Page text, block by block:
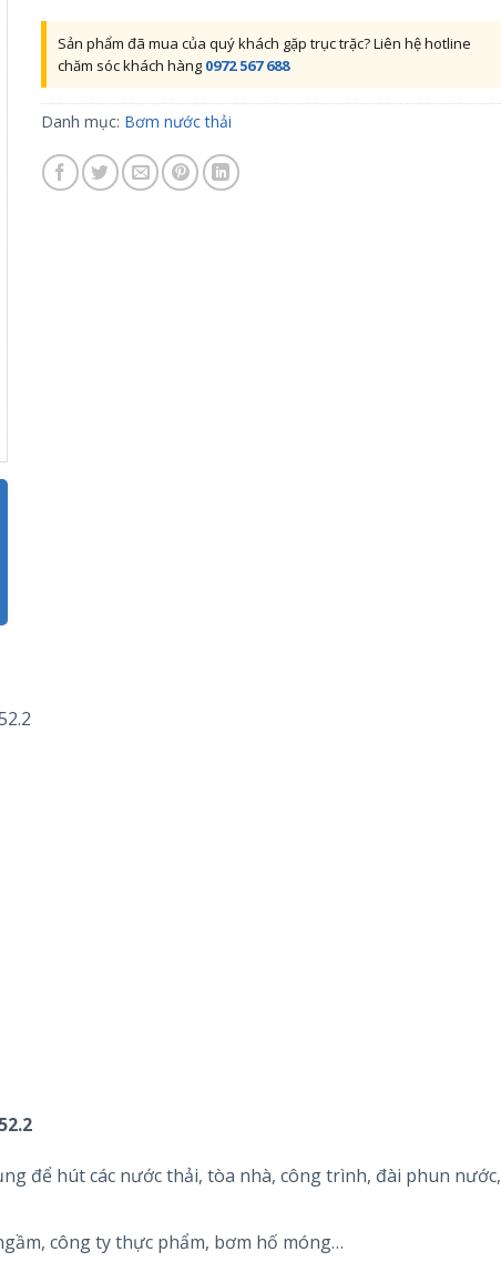
Sản phẩm đã mua của quý khách gặp trục trặc? Liên hệ hotline
chăm sóc khách hàng 0972 567 688
Danh mục: Bơm nước thải
để hút các nước thải, tòa nhà, công trình, đài phun nước,
công ty thực phẩm, bơm hố móng…